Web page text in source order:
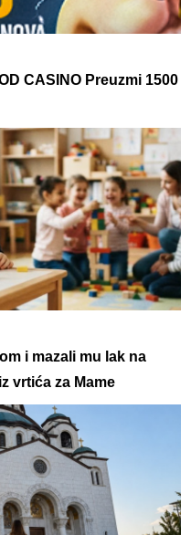
CASINO Preuzmi 1500
i mazali mu lak na
vrtića za Mame